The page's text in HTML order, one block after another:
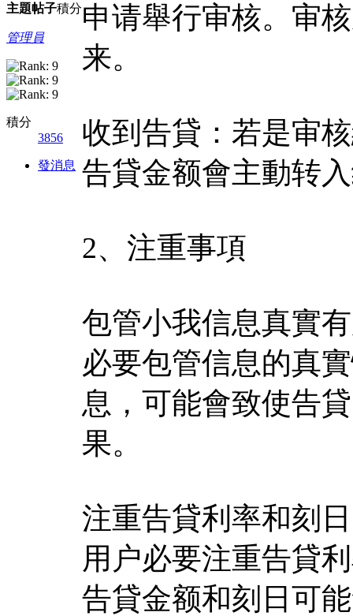
主題帖子積分
管理員
積分
3856
發消息
申请舉行审核。审
来。
收到告貸：若是审
告貸金额會主動转
2、注重事項
包管小我信息真實
必要包管信息的真
息，可能會致使告
果。
注重告貸利率和刻
用户必要注重告貸
告貸金额和刻日可